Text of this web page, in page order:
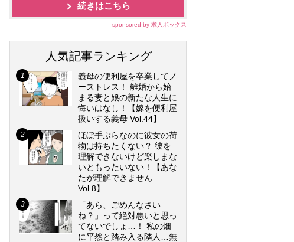
続きはこちら
sponsored by 求人ボックス
人気記事ランキング
義母の便利屋を卒業してノ
ーストレス！ 離婚から始
まる妻と娘の新たな人生に
悔いはなし！【嫁を便利屋
扱いする義母 Vol.44】
ほぼ手ぶらなのに彼女の荷
物は持ちたくない？ 彼を
理解できないけど楽しまな
いともったいない！【あな
たが理解できません
Vol.8】
「あら、ごめんなさい
ね？」って絶対悪いと思っ
てないでしょ…！ 私の畑
に平然と踏み入る隣人…無